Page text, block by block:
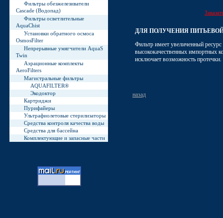
Фильтры обезжелезиватели
Cascade (Водопад)
Фильтры осветлительные
AquaChist
Установки обратного осмоса
OsmosFilter
Непрерывные умягчители AquaS
Twin
Аэрационные комплекты
AeroFilters
Магистральные фильтры
AQUAFILTER®
Экодоктор
Картриджи
Пурифайеры
Ультрафиолетовые стерилизаторы
Средства контроля качества воды
Средства для бассейна
Комплектующие и запасные части
ДЛЯ ПОЛУЧЕНИЯ
Фильтр имеет увеличенный
высококачественных импортных
исключает возможность
назад